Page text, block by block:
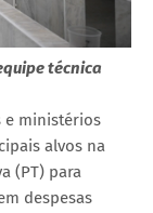
técnica
e ministérios
alvos na
(PT) para
despesas